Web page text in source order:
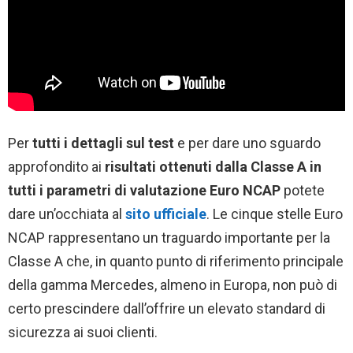
Pertutti i dettagli sul test e per dare uno sguardo
approfondito ai risultati ottenuti dalla Classe A in
tutti i parametri di valutazione Euro NCAP potete
dare un’occhiata al sito ufficiale. Le cinque stelle Euro
NCAP rappresentano un traguardo importante per la
Classe A che, in quanto punto di riferimento principale
della gamma Mercedes, almeno in Europa, non può di
certo prescindere dall’offrire un elevato standard di
sicurezza ai suoi clienti.